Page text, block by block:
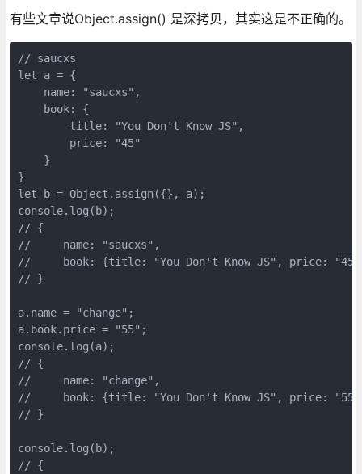
有些文章说Object.assign() 是深拷贝，其实这是不正确的。
// saucxs
let a = {
    name: "saucxs",
    book: {
        title: "You Don't Know JS",
        price: "45"
    }
}
let b = Object.assign({}, a);
console.log(b);
// {
//     name: "saucxs",
//     book: {title: "You Don't Know JS", price:
// }
a.name = "change";
a.book.price = "55";
console.log(a);
// {
//     name: "change",
//     book: {title: "You Don't Know JS", price:
// }
console.log(b);
// {